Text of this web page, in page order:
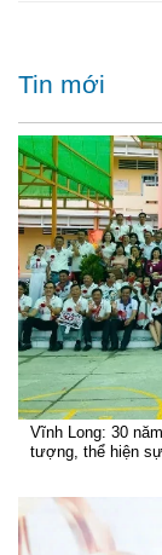
Tin mới
Vĩnh Long: 30
tượng, thể hiện